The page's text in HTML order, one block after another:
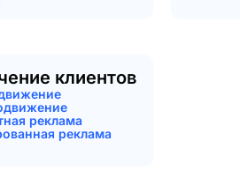
клиентов
реклама
реклама